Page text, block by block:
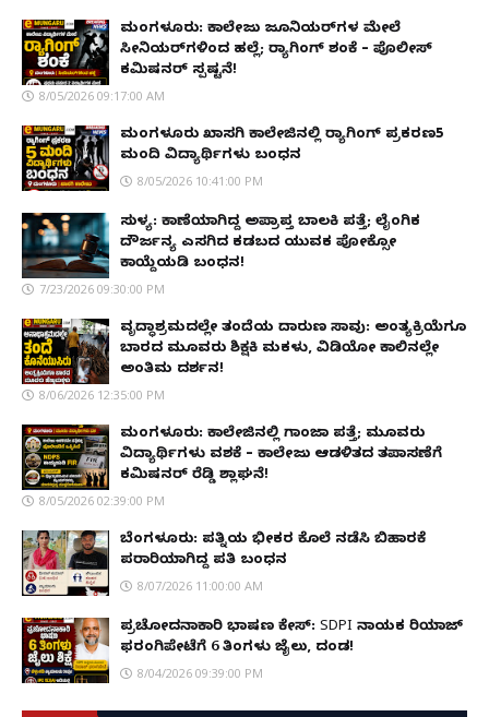
ಮಂಗಳೂರು: ಕಾಲೇಜು ಜೂನಿಯರ್‌ಗಳ ಮೇಲೆ
ಸೀನಿಯರ್‌ಗಳಿಂದ ಹಲ್ಲೆ; ರ‌್ಯಾಗಿಂಗ್ ಶಂಕೆ – ಪೊಲೀಸ್
ಕಮಿಷನರ್ ಸ್ಪಷ್ಟನೆ!
8/05/2026 09:17:00 AM
ಮಂಗಳೂರು ಖಾಸಗಿ ಕಾಲೇಜಿನಲ್ಲಿ ರ‌್ಯಾಗಿಂಗ್ ಪ್ರಕರಣ5
ಮಂದಿ ವಿದ್ಯಾರ್ಥಿಗಳು ಬಂಧನ
8/05/2026 10:41:00 PM
ಸುಳ್ಯ: ಕಾಣೆಯಾಗಿದ್ದ ಅಪ್ರಾಪ್ತ ಬಾಲಕಿ ಪತ್ತೆ; ಲೈಂಗಿಕ
ದೌರ್ಜನ್ಯ ಎಸಗಿದ ಕಡಬದ ಯುವಕ ಪೋಕ್ಸೋ
ಕಾಯ್ದೆಯಡಿ ಬಂಧನ!
7/23/2026 09:30:00 PM
ವೃದ್ಧಾಶ್ರಮದಲ್ಲೇ ತಂದೆಯ ದಾರುಣ ಸಾವು: ಅಂತ್ಯಕ್ರಿಯೆಗೂ
ಬಾರದ ಮೂವರು ಶಿಕ್ಷಕಿ ಮಕಳು, ವಿಡಿಯೋ ಕಾಲಿನಲ್ಲೇ
ಅಂತಿಮ ದರ್ಶನ!
8/06/2026 12:35:00 PM
ಮಂಗಳೂರು: ಕಾಲೇಜಿನಲ್ಲಿ ಗಾಂಜಾ ಪತ್ತೆ; ಮೂವರು
ವಿದ್ಯಾರ್ಥಿಗಳು ವಶಕ್ಕೆ – ಕಾಲೇಜು ಆಡಳಿತದ ತಪಾಸಣೆಗೆ
ಕಮಿಷನರ್ ರೆಡ್ಡಿ ಶ್ಲಾಘನೆ!
8/05/2026 02:39:00 PM
ಬೆಂಗಳೂರು: ಪತ್ನಿಯ ಭೀಕರ ಕೊಲೆ ನಡೆಸಿ ಬಿಹಾರಕ್ಕೆ
ಪರಾರಿಯಾಗಿದ್ದ ಪತಿ ಬಂಧನ
8/07/2026 11:00:00 AM
ಪ್ರಚೋದನಾಕಾರಿ ಭಾಷಣ ಕೇಸ್: SDPI ನಾಯಕ ರಿಯಾಜ್
ಫರಂಗಿಪೇಟೆಗೆ 6 ತಿಂಗಳು ಜೈಲು, ದಂಡ!
8/04/2026 09:39:00 PM